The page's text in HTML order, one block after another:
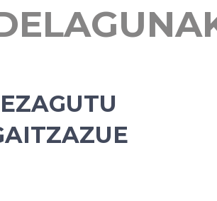
EZAGUTU